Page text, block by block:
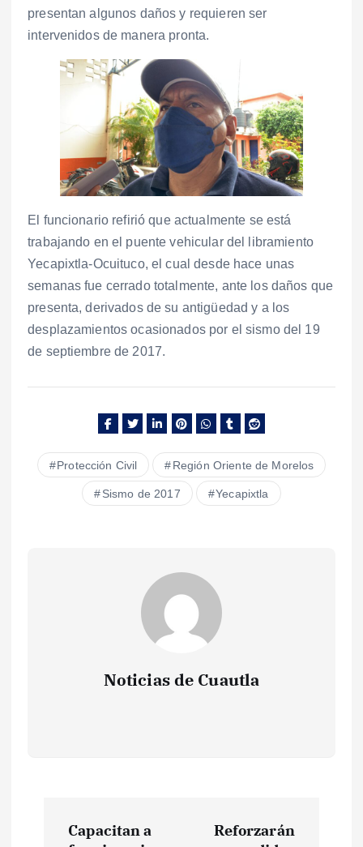
presentan algunos daños y requieren ser
intervenidos de manera pronta.
El funcionario refirió que actualmente se está
trabajando en el puente vehicular del libramiento
Yecapixtla-Ocuituco, el cual desde hace unas
semanas fue cerrado totalmente, ante los daños que
presenta, derivados de su antigüedad y a los
desplazamientos ocasionados por el sismo del 19
de septiembre de 2017.
Protección Civil Región Oriente de Morelos
Sismo de 2017 Yecapixtla
Noticias de Cuautla
Capacitan a
Reforzarán